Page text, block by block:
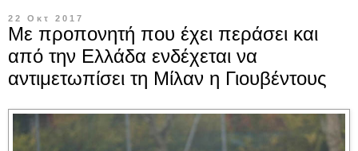
22 Οκτ 2017
Με προπονητή που έχει περάσει και
από την Ελλάδα ενδέχεται να
αντιμετωπίσει τη Μίλαν η Γιουβέντους